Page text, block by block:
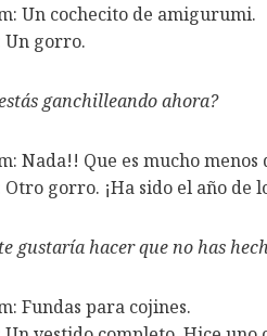
Un cochecito de amigurumi.
gorro.
ganchilleando ahora?
Nada!! Que es mucho menos
gorro. ¡Ha sido el año de
gustaría hacer que no has
Fundas para cojines.